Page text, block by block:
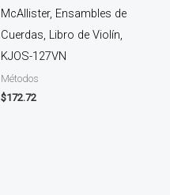
McAllister, Ensambles de
Cuerdas, Libro de Violín,
KJOS-127VN
Métodos
$172.72